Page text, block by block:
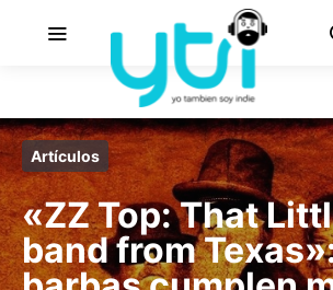
Artículos
«ZZ Top: That
band from